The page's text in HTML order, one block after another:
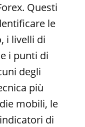
Questi
le
i livelli di
i punti di
degli
più
mobili, le
di